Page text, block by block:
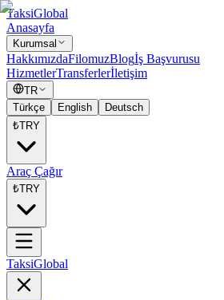
TaksiGlobal
Anasayfa
Kurumsal
HakkımızdaFilomuzBlogİş Başvurusu
HizmetlerTransferlerİletişim
TR
Türkçe
English
Deutsch
₺TRY
Araç Çağır
₺TRY
TaksiGlobal